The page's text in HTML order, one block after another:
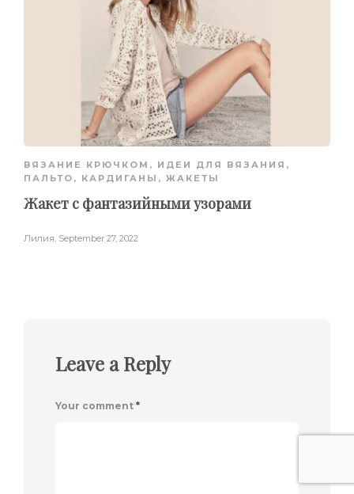
ВЯЗАНИЕ КРЮЧКОМ , ИДЕИ ДЛЯ ВЯЗАНИЯ ,
ПАЛЬТО, КАРДИГАНЫ, ЖАКЕТЫ
Жакет с фантазийными узорами
Лилия, September 27, 2022
Leave a Reply
Your comment *